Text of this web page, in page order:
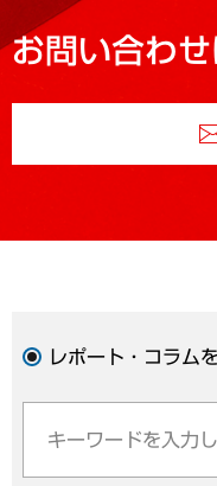
お問い合わ
レポート・コラム